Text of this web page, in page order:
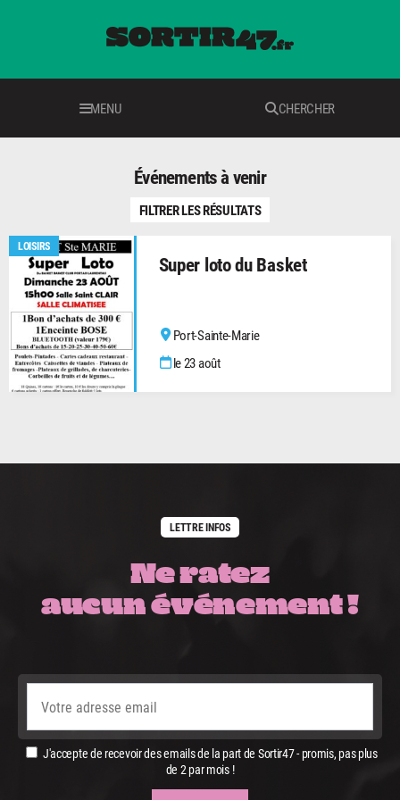
MENU CHERCHER
Événements à venir
LOISIRS
Super loto du Basket
Port-Sainte-Marie
le 23 août
FILTRER LES RÉSULTATS
LETTRE INFOS
Ne ratez
aucun événement !
J'accepte de recevoir des emails de la part de Sortir47 - promis, pas plus
de 2 par mois !